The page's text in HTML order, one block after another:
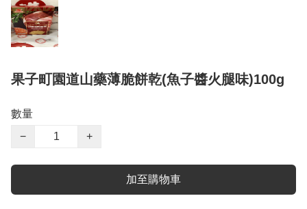
果子町園道山藥薄脆餅乾(魚子醬火腿味)100g
數量
−
+
加至購物車